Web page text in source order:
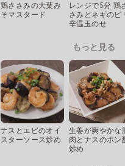
鶏ささみの大葉み
そマスタード
レンジで5分 鶏
さみとネギのピ
辛温玉のせ
もっと見る
ナスとエビのオイ
スターソース炒め
生姜が爽やかな
肉とナスのポン
炒め